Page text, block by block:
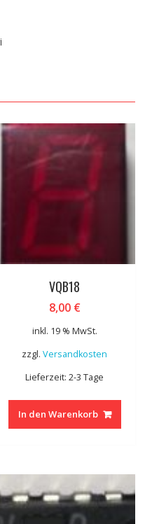
VQB18
8,00 €
inkl. 19 % MwSt.
zzgl.Versandkosten
Lieferzeit: 2-3 Tage
In den Warenkorb